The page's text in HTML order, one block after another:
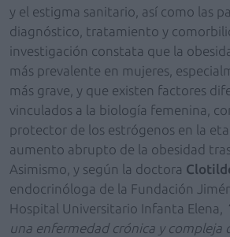
y el estigma sanitario, así como las
diagnóstico, tratamiento y
investigación constata que la
más prevalente en mujeres,
más grave, y que existen factores
vinculados a la biología femenina,
protector de los estrógenos en la
aumento abrupto de la obesidad
Asimismo, y según la doctora
endocrinóloga de la Fundación
Hospital Universitario Infanta Elena,
“
una enfermedad crónica y compleja